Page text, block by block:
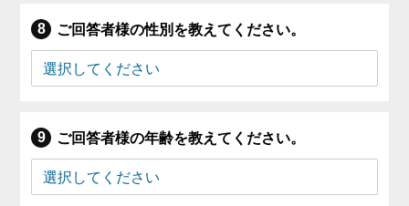
ご回答者様の性別を教えてください。
ご回答者様の年齢を教えてください。